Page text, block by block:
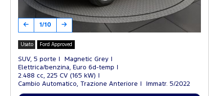
1/10
Usato Ford Approved
SUV, 5 porte
Magnetic Grey
Elettrica/benzina, Euro 6d-temp
2.488 cc, 225 CV (165 kW)
Cambio Automatico, Trazione Anteriore
Immatr. 5/2022